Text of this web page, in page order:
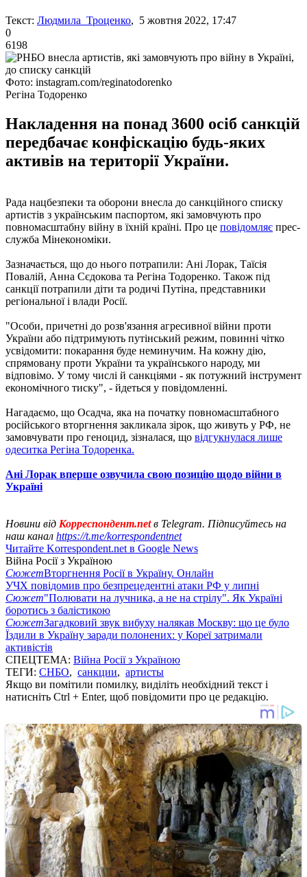
Текст: Людмила Троценко, 5 жовтня 2022, 17:47
0
6198
Фото: instagram.com/reginatodorenko
Регіна Тодоренко
Накладення на понад 3600 осіб санкцій
передбачає конфіскацію будь-яких
активів на території України.
Рада нацбезпеки та оборони внесла до санкційного списку
артистів з українським паспортом, які замовчують про
повномасштабну війну в їхній країні. Про це повідомляє прес-
служба Мінекономіки.
Зазначається, що до нього потрапили: Ані Лорак, Таїсія
Повалій, Анна Сєдокова та Регіна Тодоренко. Також під
санкції потрапили діти та родичі Путіна, представники
регіональної і влади Росії.
"Особи, причетні до розв'язання агресивної війни проти
України або підтримують путінський режим, повинні чітко
усвідомити: покарання буде неминучим. На кожну дію,
спрямовану проти України та українського народу, ми
відповімо. У тому числі й санкціями - як потужний інструмент
економічного тиску", - йдеться у повідомленні.
Нагадаємо, що Осадча, яка на початку повномасштабного
російського вторгнення закликала зірок, що живуть у РФ, не
замовчувати про геноцид, зізналася, що відгукнулася лише
одеситка Регіна Тодоренка.
Ані Лорак вперше озвучила свою позицію щодо війни в
Україні
Новини від Корреспондент.netв Telegram. Підписуйтесь на
наш канал https://t.me/korrespondentnet
Читайте Korrespondent.net в Google News
Війна Росії з Україною
СюжетВторгнення Росії в Україну. Онлайн
УЧХ повідомив про безпрецедентні атаки РФ у липні
Сюжет"Полювати на лучника, а не на стрілу". Як Україні
боротись з балістикою
СюжетЗагадковий звук вибуху налякав Москву: що це було
Їздили в Україну заради полонених: у Кореї затримали
активістів
СПЕЦТЕМА: Війна Росії з Україною
ТЕГИ: СНБО, санкции, артисты
Якщо ви помітили помилку, виділіть необхідний текст і
натисніть Ctrl + Enter, щоб повідомити про це редакцію.